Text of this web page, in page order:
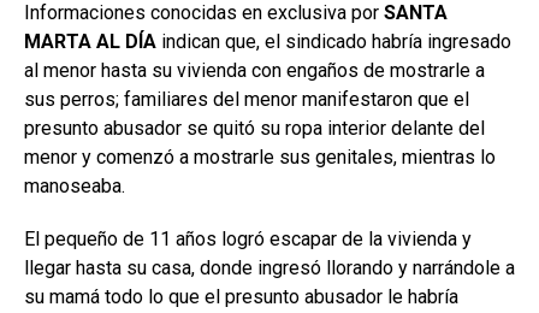
Informaciones conocidas en exclusiva por SANTA
MARTA AL DÍA indican que, el sindicado habría ingresado
al menor hasta su vivienda con engaños de mostrarle a
sus perros; familiares del menor manifestaron que el
presunto abusador se quitó su ropa interior delante del
menor y comenzó a mostrarle sus genitales, mientras lo
manoseaba.
El pequeño de 11 años logró escapar de la vivienda y
llegar hasta su casa, donde ingresó llorando y narrándole a
su mamá todo lo que el presunto abusador le habría